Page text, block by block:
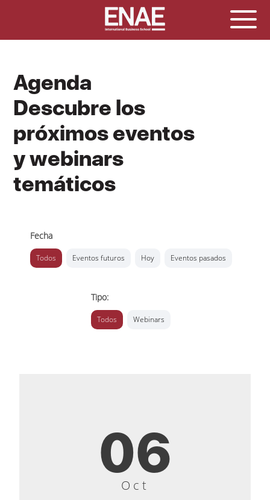
Agenda
Descubre los
próximos eventos
y webinars
temáticos
Fecha
Todos Eventos futuros Hoy Eventos pasados
Tipo:
Todos Webinars
06
Oct